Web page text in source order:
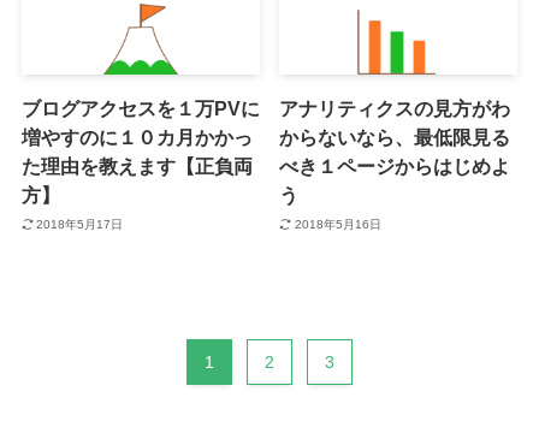
ブログアクセスを１万PVに
増やすのに１０カ月かかっ
た理由を教えます【正負両
方】
2018年5月17日
アナリティクスの見方がわ
からないなら、最低限見る
べき１ページからはじめよ
う
2018年5月16日
1 2 3